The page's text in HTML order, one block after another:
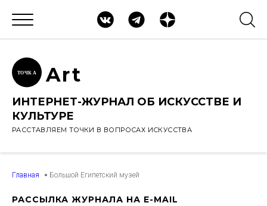
ТОЧК А Art
ИНТЕРНЕТ-ЖУРНАЛ ОБ ИСКУССТВЕ И
КУЛЬТУРЕ
РАССТАВЛЯЕМ ТОЧКИ В ВОПРОСАХ ИСКУССТВА
Главная Большой Египетский музей
РАССЫЛКА ЖУРНАЛА НА E-MAIL